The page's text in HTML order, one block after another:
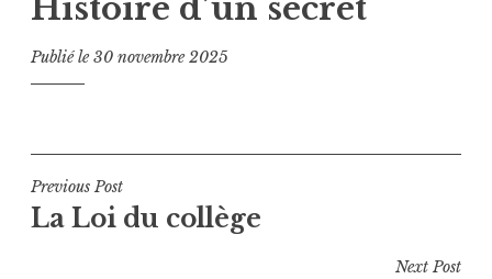
Histoire d’un secret
Publié le30 novembre 2025
Navigation
de
Previous Post
La Loi du collège
Next Post